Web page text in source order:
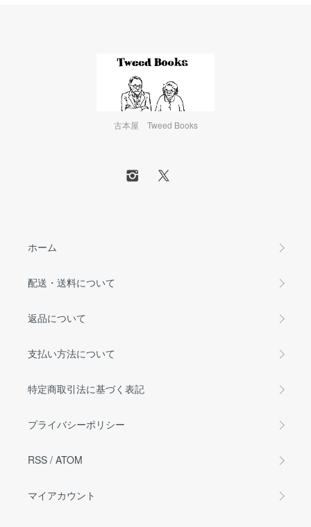
古本屋 Tweed Books
ホーム
配送・送料について
返品について
支払い方法について
特定商取引法に基づく表記
プライバシーポリシー
RSS / ATOM
マイアカウント